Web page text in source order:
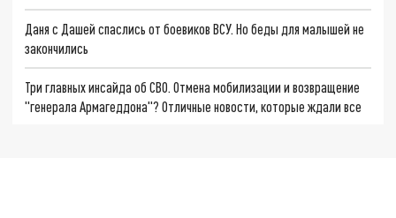
Даня с Дашей спаслись от боевиков ВСУ. Но беды для малышей не
закончились
Три главных инсайда об СВО. Отмена мобилизации и возвращение
"генерала Армагеддона"? Отличные новости, которые ждали все